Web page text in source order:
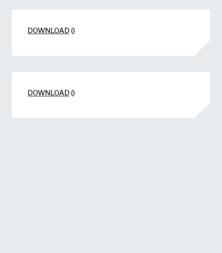
DOWNLOAD ()
DOWNLOAD ()